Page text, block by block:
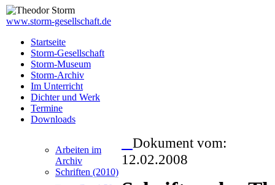
www.storm-gesellschaft.de
Startseite
Storm-Gesellschaft
Storm-Museum
Storm-Archiv
Im Unterricht
Dichter und Werk
Termine
Downloads
Arbeiten im
Archiv
Schriften (2010)
Dokument vom:
12.02.2008